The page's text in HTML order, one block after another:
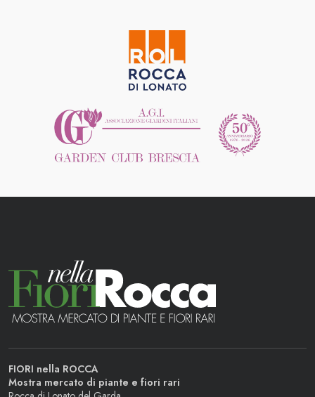
FIORI nella ROCCA
Mostra mercato di piante e fiori rari